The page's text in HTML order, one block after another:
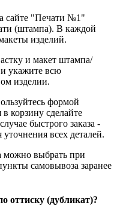
сайте "Печати №1"
(штампа). В каждой
изделий.
и макет штампа/
укажите всю
изделии.
формой
корзину сделайте
быстрого заказа -
всех деталей.
можно выбрать при
самовывоза заранее
оттиску (дубликат)?